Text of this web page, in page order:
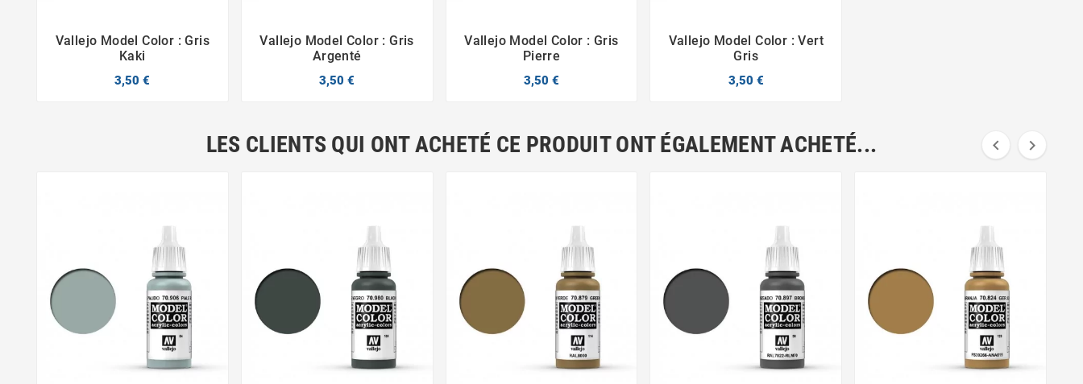
 
Vallejo Model Color : Gris
Kaki
3,50 €
 
Vallejo Model Color : Gris
Argenté
3,50 €
 
Vallejo Model Color : Gris
Pierre
3,50 €
 
Vallejo Model Color : Vert
Gris
3,50 €
LES CLIENTS QUI ONT ACHETÉ CE PRODUIT ONT ÉGALEMENT ACHETÉ...  